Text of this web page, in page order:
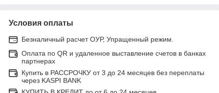
Условия оплаты
Безналичный расчет ОУР, Упращенный режим.
Оплата по QR и удаленное выставление счетов в банках
партнерах
Купить в РАССРОЧКУ от 3 до 24 месяцев без переплаты
через KASPI BANK